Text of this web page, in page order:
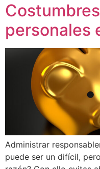
personales
Administrar
puede ser un difícil,